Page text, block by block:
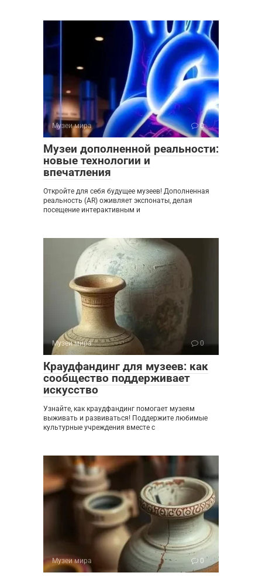
Музеи мира 0
Музеи дополненной реальности:
новые технологии и
впечатления
Откройте для себя будущее музеев! Дополненная
реальность (AR) оживляет экспонаты, делая
посещение интерактивным и
Музеи мира 0
Краудфандинг для музеев: как
сообщество поддерживает
искусство
Узнайте, как краудфандинг помогает музеям
выживать и развиваться! Поддержите любимые
культурные учреждения вместе с
Музеи мира 0